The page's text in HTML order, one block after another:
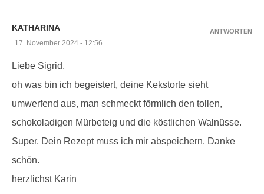
KATHARINA
17. November 2024 - 12:56
Liebe Sigrid,
oh was bin ich begeistert, deine Kekstorte sieht
umwerfend aus, man schmeckt förmlich den tollen,
schokoladigen Mürbeteig und die köstlichen Walnüsse.
Super. Dein Rezept muss ich mir abspeichern. Danke
schön.
herzlichst Karin
ANTWORTEN